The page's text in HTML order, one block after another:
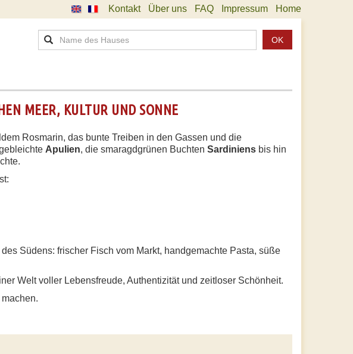
Kontakt Über uns FAQ Impressum Home
OK
MEER, KULTUR UND SONNE
Rosmarin, das bunte Treiben in den Gassen und die
Apulien, die smaragdgrünen Buchten Sardiniens bis hin
Südens: frischer Fisch vom Markt, handgemachte Pasta, süße
Welt voller Lebensfreude, Authentizität und zeitloser Schönheit.